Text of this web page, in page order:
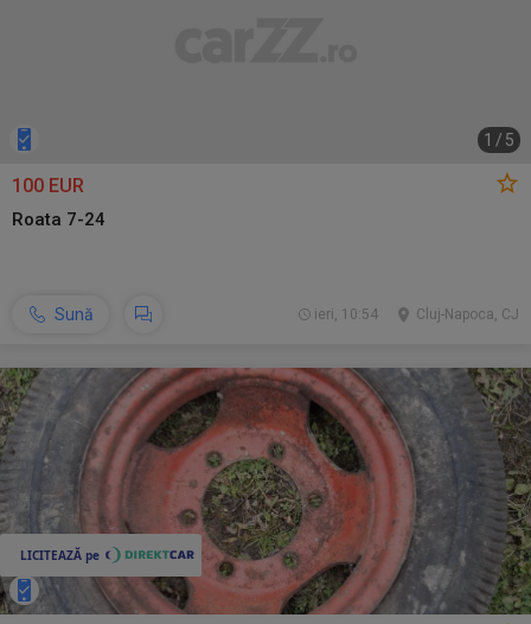
1 / 5
100 EUR
Roata 7-24
Sună Cluj-Napoca, CJ
ieri, 10:54